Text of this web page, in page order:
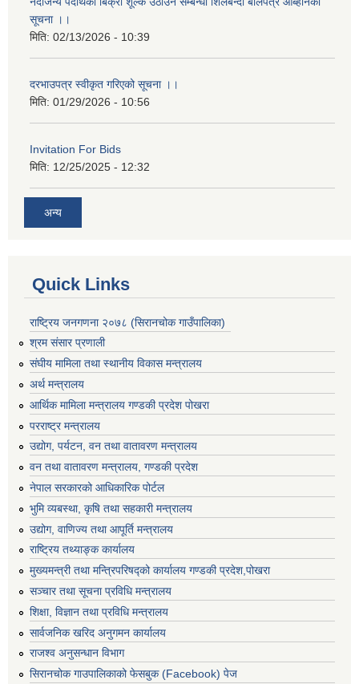
सूचना ।।
मिति: 02/13/2026 - 10:39
दरभाउपत्र स्वीकृत गरिएको सूचना ।।
मिति: 01/29/2026 - 10:56
Invitation For Bids
मिति: 12/25/2025 - 12:32
अन्य
Quick Links
राष्ट्रिय जनगणना २०७८ (सिरानचोक गाउँपालिका)
श्रम संसार प्रणाली
संघीय मामिला तथा स्थानीय विकास मन्त्रालय
अर्थ मन्त्रालय
आर्थिक मामिला मन्त्रालय गण्डकी प्रदेश पोखरा
परराष्ट्र मन्त्रालय
उद्योग, पर्यटन, वन तथा वातावरण मन्त्रालय
वन तथा वातावरण मन्त्रालय, गण्डकी प्रदेश
नेपाल सरकारको आधिकारिक पोर्टल
भुमि व्यबस्था, कृषि तथा सहकारी मन्त्रालय
उद्योग, वाणिज्य तथा आपूर्ति मन्त्रालय
राष्ट्रिय तथ्याङ्क कार्यालय
मुख्यमन्त्री तथा मन्त्रिपरिषद्को कार्यालय गण्डकी प्रदेश,पोखरा
सञ्‍चार तथा सूचना प्रविधि मन्त्रालय
शिक्षा, विज्ञान तथा प्रविधि मन्त्रालय
सार्वजनिक खरिद अनुगमन कार्यालय
राजश्व अनुसन्धान विभाग
सिरानचोक गाउपालिकाको फेसबुक (Facebook) पेज